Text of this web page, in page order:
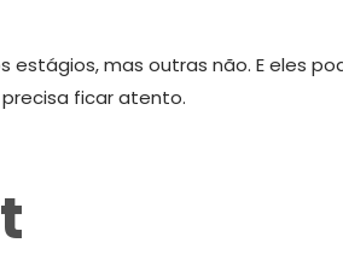
mas outras não. E eles
ficar atento.